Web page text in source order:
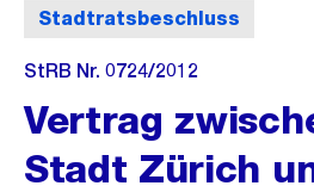
Stadtratsbeschluss
StRB Nr. 0724/2012
Vertrag
Stadt Zürich